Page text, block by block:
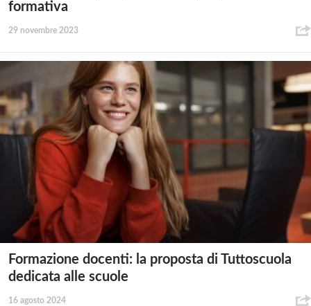
formativa
29 novembre 2023
Formazione docenti: la proposta di Tuttoscuola
dedicata alle scuole
16 agosto 2024